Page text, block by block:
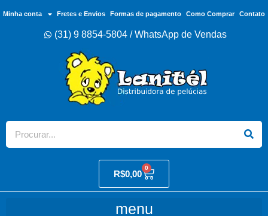
Minha conta Fretes e Envios Formas de pagamento Como Comprar Contato
(31) 9 8854-5804 / WhatsApp de Vendas
R$0,00
0